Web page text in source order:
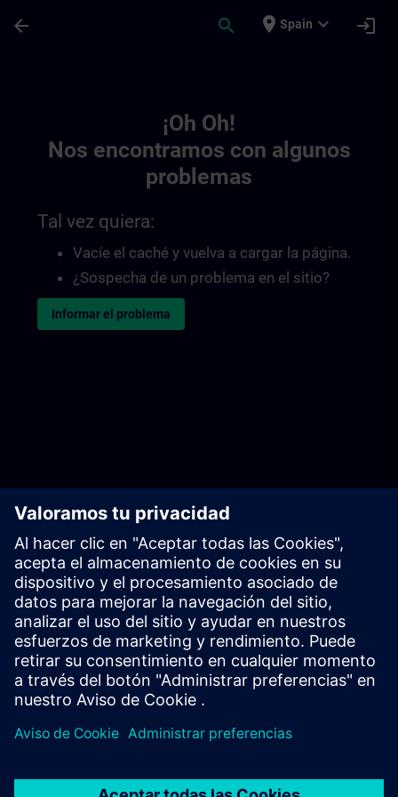
arrow_back search place Spain expand_more login
¡Oh Oh!
Nos encontramos con algunos
problemas
Tal vez quiera:
Vacíe el caché y vuelva a cargar la página.
¿Sospecha de un problema en el sitio?
Informar el problema